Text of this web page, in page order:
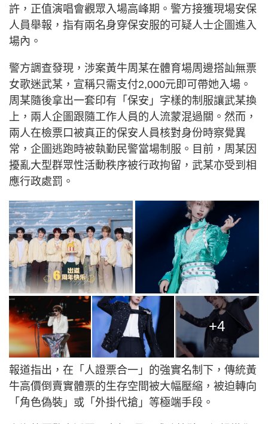
許，正值演唱會觀眾入場高峰期。警方接獲現場安保
人員舉報，指有兩名身穿保安服的可疑人士企圖進入
場內。
警方調查發現，涉案黃牛周某在體育場周邊搭訕無票
女歌迷武某，宣稱只需支付2,000元即可帶她入場。
周某隨後拿出一套印有「保安」字樣的制服讓武某換
上，兩人企圖跟隨工作人員的人流蒙混過關。然而，
兩人在檢票口被真正的保安人員核對身份時察覺異
常，企圖逃跑時被執勤民警當場制服。目前，周某因
擾亂大型群眾性活動秩序被行政拘留，武某亦受到相
應行政處罰。
+4
報道指出，在「人證票合一」的強實名制下，傳統黃
牛高價倒賣實體票的生存空間被大幅壓縮，被迫轉向
「角色偽裝」或「外掛代搶」等極端手段。